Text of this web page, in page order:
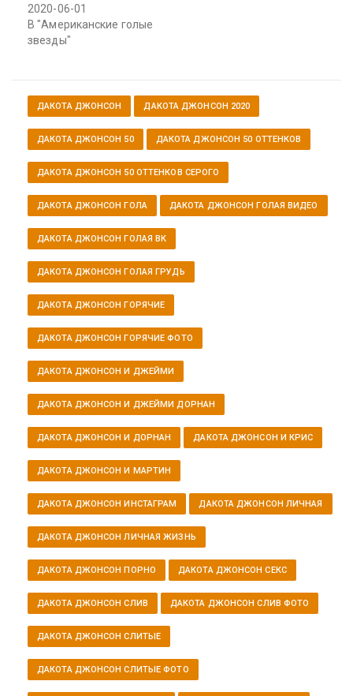
2020-06-01
В "Американские голые
звезды"
ДАКОТА ДЖОНСОН ДАКОТА ДЖОНСОН 2020
ДАКОТА ДЖОНСОН 50 ДАКОТА ДЖОНСОН 50 ОТТЕНКОВ
ДАКОТА ДЖОНСОН 50 ОТТЕНКОВ СЕРОГО
ДАКОТА ДЖОНСОН ГОЛА ДАКОТА ДЖОНСОН ГОЛАЯ ВИДЕО
ДАКОТА ДЖОНСОН ГОЛАЯ ВК
ДАКОТА ДЖОНСОН ГОЛАЯ ГРУДЬ
ДАКОТА ДЖОНСОН ГОРЯЧИЕ
ДАКОТА ДЖОНСОН ГОРЯЧИЕ ФОТО
ДАКОТА ДЖОНСОН И ДЖЕЙМИ
ДАКОТА ДЖОНСОН И ДЖЕЙМИ ДОРНАН
ДАКОТА ДЖОНСОН И ДОРНАН ДАКОТА ДЖОНСОН И КРИС
ДАКОТА ДЖОНСОН И МАРТИН
ДАКОТА ДЖОНСОН ИНСТАГРАМ ДАКОТА ДЖОНСОН ЛИЧНАЯ
ДАКОТА ДЖОНСОН ЛИЧНАЯ ЖИЗНЬ
ДАКОТА ДЖОНСОН ПОРНО ДАКОТА ДЖОНСОН СЕКС
ДАКОТА ДЖОНСОН СЛИВ ДАКОТА ДЖОНСОН СЛИВ ФОТО
ДАКОТА ДЖОНСОН СЛИТЫЕ
ДАКОТА ДЖОНСОН СЛИТЫЕ ФОТО